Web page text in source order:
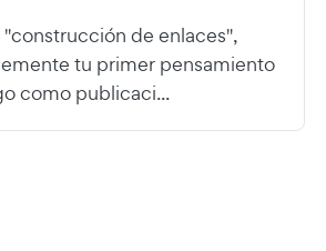
"construcción de enlaces",
tu primer pensamiento
como publicaci...